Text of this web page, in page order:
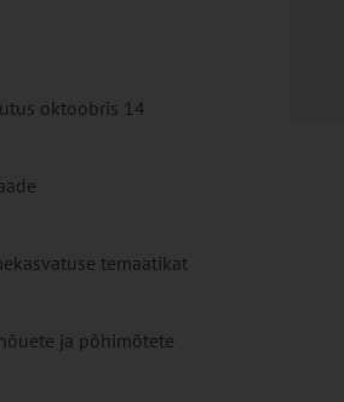
oktoobris 14
temaatikat
ja põhimõtete